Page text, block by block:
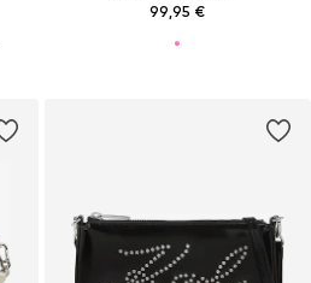
99,95 €